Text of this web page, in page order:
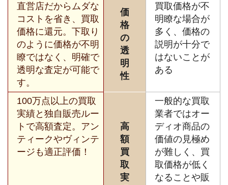
直営店だからムダな
コストを省き、買取
価格に還元。下取り
のように価格が不明
瞭ではなく、明確で
透明な査定が可能で
す。
価
格
の
透
明
性
買取価格が不
明瞭な場合が
多く、価格の
説明が十分で
はないことが
ある
100万点以上の買取
実績と独自販売ルー
トで高額査定。アン
ティークやヴィンテ
ージも適正評価！
高
額
買
取
実
一般的な買取
業者ではオー
ディオ商品の
価値の見極め
が難しく、買
取価格が低く
なることや販